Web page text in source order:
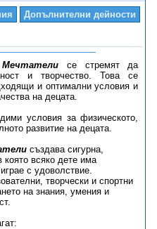
Допълнителни дейности
се стремят да
и творчество. Това се
и оптимални условия и
на децата.
условия за физическото,
развитие на децата.
създава сигурна,
всяко дете има
с удоволствие.
творчески и спортни
на знания, умения и